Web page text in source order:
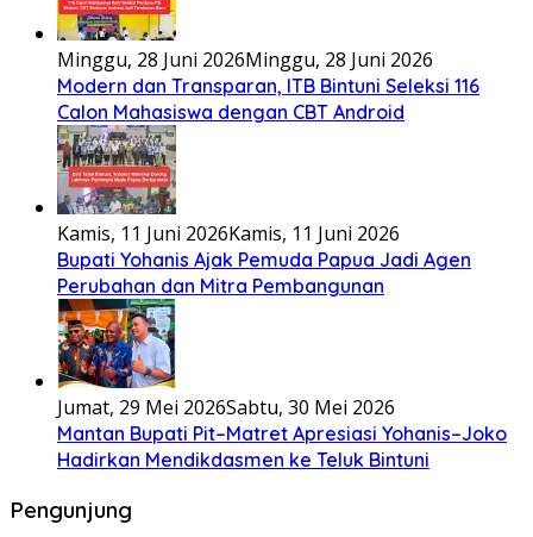
Minggu, 28 Juni 2026Minggu, 28 Juni 2026
Modern dan Transparan, ITB Bintuni Seleksi 116
Calon Mahasiswa dengan CBT Android
Kamis, 11 Juni 2026Kamis, 11 Juni 2026
Bupati Yohanis Ajak Pemuda Papua Jadi Agen
Perubahan dan Mitra Pembangunan
Jumat, 29 Mei 2026Sabtu, 30 Mei 2026
Mantan Bupati Pit–Matret Apresiasi Yohanis–Joko
Hadirkan Mendikdasmen ke Teluk Bintuni
Pengunjung